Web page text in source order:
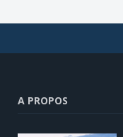
A PROPOS